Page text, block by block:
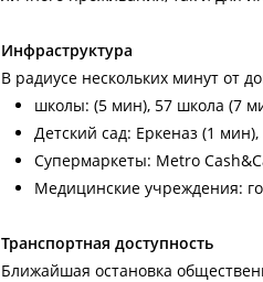
Инфраструктура
В радиусе нескольких минут от
школы: (5 мин), 57 школа (7
Детский сад: Еркеназ (1
Супермаркеты: Metro
Медицинские учреждения:
Транспортная доступность
Ближайшая остановка